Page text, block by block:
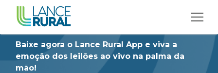
Baixe agora o Lance Rural App e viva a
emoção dos leilões ao vivo na palma da
mão!